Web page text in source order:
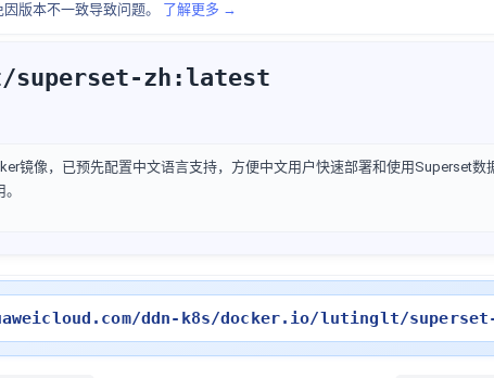
因版本不一致导致问题。 了解更多 →
zh:latest
镜像，已预先配置中文语言支持，方便中文用户快速部署和使用Superset数
ddn-k8s/docker.io/lutinglt/